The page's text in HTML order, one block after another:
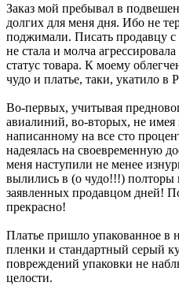
Заказ мой пребывал в
долгих для меня дня. Ибо не
поджимали. Писать продавцу с
не стала и молча
статус товара. К моему
чудо и платье, таки, укатило в
Во-первых, учитывая
авиалиний, во-вторых, не имея
написанному на все сто
надеялась на своевременную
меня наступили не менее
вылились в (о чудо!!!) полторы
заявленных продавцом дней!
прекрасно!
Платье пришло упакованное в
пленки и стандартный серый
повреждений упаковки не
целости.